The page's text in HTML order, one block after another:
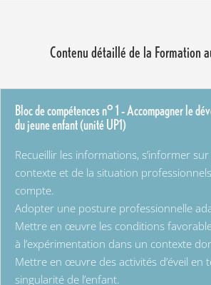
Contenu détaillé de la Formation
Bloc de compétences n° 1 – Accompagner le
du jeune enfant (unité UP1)
Recueillir les informations, s’informer
contexte et de la situation
compte.
Adopter une posture professionnelle
Mettre en œuvre les conditions
à l’expérimentation dans un contexte
Mettre en œuvre des activités d’éveil en
singularité de l’enfant.